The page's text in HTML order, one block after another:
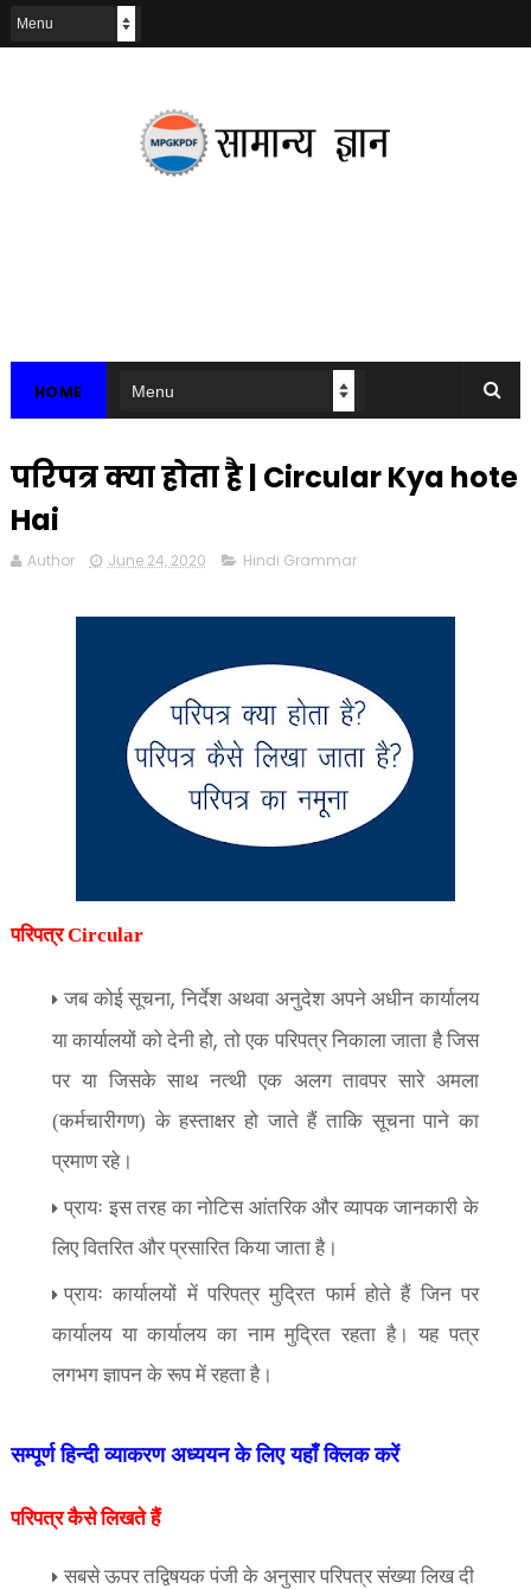
HOME
परिपत्र क्या होता है | Circular Kya hote
Hai
Author June 24, 2020 Hindi Grammar
परिपत्र Circular
जब कोई सूचना,निर्देश अथवा अनुदेश अपने अधीन कार्यालय
या कार्यालयों को देनी हो, तो एक परिपत्र निकाला जाता है जिस
पर या जिसके साथ नत्थी एक अलग तावपर सारे अमला
(कर्मचारीगण) के हस्ताक्षर हो जाते हैं ताकि सूचना पाने का
प्रमाण रहे।
प्रायः इस तरह का नोटिस आंतरिक और व्यापक जानकारी के
लिए वितरित और प्रसारित किया जाता है।
प्रायः कार्यालयों में परिपत्र मुद्रित फार्म होते हैं जिन पर
कार्यालय या कार्यालय का नाम मुद्रित रहता है। यह पत्र
लगभग ज्ञापन के रूप में रहता है।
सम्पूर्ण हिन्दी व्याकरण अध्ययन के लिए यहाँ क्लिक करें
परिपत्र कैसे लिखते हैं
सबसे ऊपर तद्विषयक पंजी के अनुसार परिपत्र संख्या लिख दी